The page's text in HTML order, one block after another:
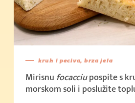
kruh i peciva, brza jela
Mirisnu focacciupospite s
morskom soli i poslužite